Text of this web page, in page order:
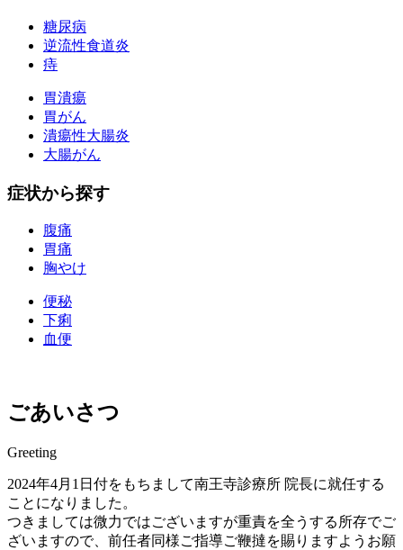
糖尿病
逆流性食道炎
痔
胃潰瘍
胃がん
潰瘍性大腸炎
大腸がん
症状から探す
腹痛
胃痛
胸やけ
便秘
下痢
血便
ごあいさつ
Greeting
2024年4月1日付をもちまして南王寺診療所 院長に就任する
ことになりました。
つきましては微力ではございますが重責を全うする所存でご
ざいますので、前任者同様ご指導ご鞭撻を賜りますようお願